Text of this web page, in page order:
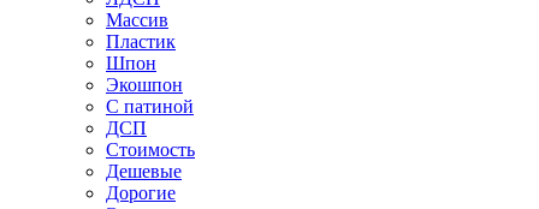
Массив
Пластик
Шпон
Экошпон
С патиной
ДСП
Стоимость
Дешевые
Дорогие